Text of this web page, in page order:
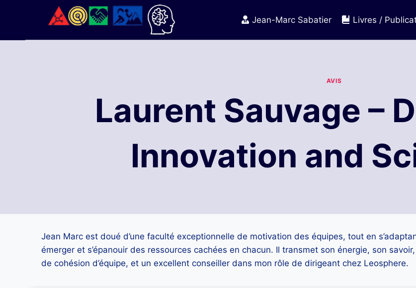
Jean-Marc Sabatier Livres /
AVIS
Laurent Sauvage –
Innovation and
Jean Marc est doué d’une faculté exceptionnelle de motivation des équipes, tout en
émerger et s’épanouir des ressources cachées en chacun. Il transmet son énergie, son
de cohésion d’équipe, et un excellent conseiller dans mon rôle de dirigeant chez Leosphere.